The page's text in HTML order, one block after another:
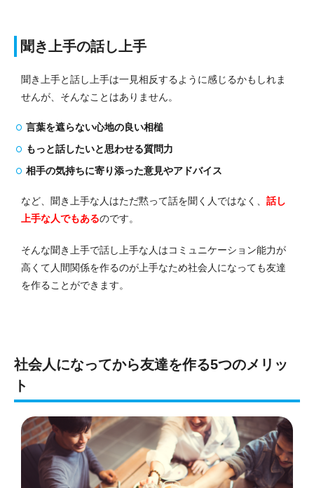
聞き上手の話し上手
聞き上手と話し上手は一見相反するように感じるかもしれま
せんが、そんなことはありません。
言葉を遮らない心地の良い相槌
もっと話したいと思わせる質問力
相手の気持ちに寄り添った意見やアドバイス
など、聞き上手な人はただ黙って話を聞く人ではなく、 話し
上手な人でもあるのです。
そんな聞き上手で話し上手な人はコミュニケーション能力が
高くて人間関係を作るのが上手なため社会人になっても友達
を作ることができます。
社会人になってから友達を作る5つのメリッ
ト